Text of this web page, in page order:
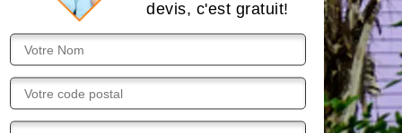
devis, c'est gratuit!